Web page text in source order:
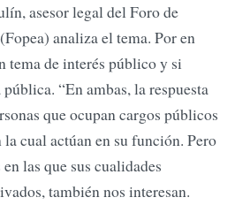
asesor legal del Foro de
analiza el tema. Por en
tema de interés público y si
“En ambas, la respuesta
que ocupan cargos públicos
cual actúan en su función. Pero
las que sus cualidades
también nos interesan.